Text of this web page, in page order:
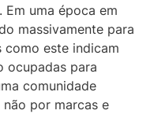
Em uma época em
massivamente para
como este indicam
ocupadas para
comunidade
por marcas e